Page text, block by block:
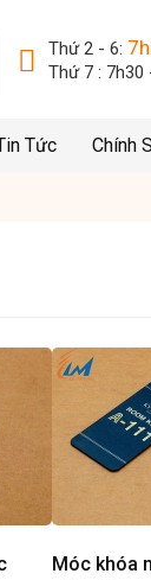
Thứ 2 - 6:
Thứ 7 : 7h30
Tức Chính
Móc khóa